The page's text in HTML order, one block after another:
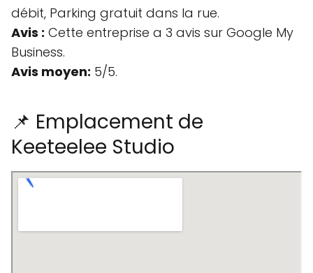
débit, Parking gratuit dans la rue.
Avis : Cette entreprise a 3 avis sur Google My
Business.
Avis moyen: 5/5.
📌 Emplacement de
Keeteelee Studio